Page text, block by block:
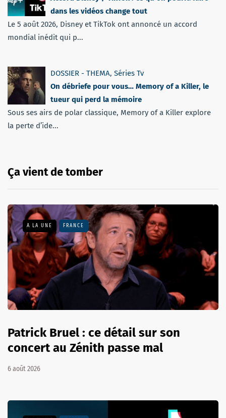
dans les vidéos change tout
Le 5 août 2026, Disney et TikTok ont annoncé un accord
mondial inédit qui p...
DOSSIER - THEMA, Séries Tv
On débriefe pour vous… Memory of a Killer, le
tueur qui perd la mémoire
Sous ses airs de polar classique, Memory of a Killer explore
la perte d’ide...
Ça vient de tomber
A LA UNE FRANCE
Patrick Bruel : ce détail sur son
concert au Zénith passe mal
6 août 2026